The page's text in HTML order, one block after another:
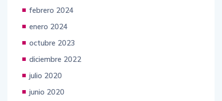
febrero 2024
enero 2024
octubre 2023
diciembre 2022
julio 2020
junio 2020